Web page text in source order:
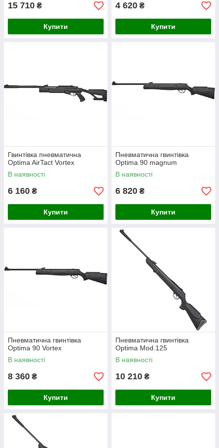
15 710 ₴
Купити
4 620 ₴
Купити
Гвинтівка пневматична
Optima AirTact Vortex
В наявності
6 160 ₴
Купити
Пневматична гвинтівка
Optima 90 magnum
В наявності
6 820 ₴
Купити
Пневматична гвинтівка
Optima 90 Vortex
В наявності
8 360 ₴
Купити
Пневматична гвинтівка
Optima Mod.125
В наявності
10 210 ₴
Купити